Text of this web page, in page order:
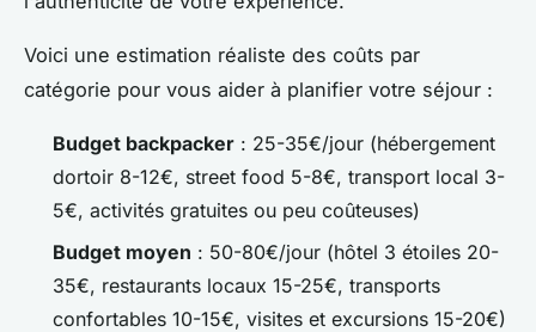
Voici une estimation réaliste des coûts par
catégorie pour vous aider à planifier votre séjour :
Budget backpacker : 25-35€/jour (hébergement
dortoir 8-12€, street food 5-8€, transport local 3-
5€, activités gratuites ou peu coûteuses)
Budget moyen : 50-80€/jour (hôtel 3 étoiles 20-
35€, restaurants locaux 15-25€, transports
confortables 10-15€, visites et excursions 15-20€)